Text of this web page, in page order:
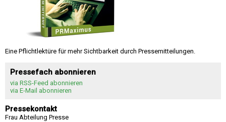
Eine Pflichtlektüre für mehr Sichtbarkeit durch Pressemitteilungen.
Pressefach abonnieren
via RSS-Feed abonnieren
via E-Mail abonnieren
Pressekontakt
Frau Abteilung Presse